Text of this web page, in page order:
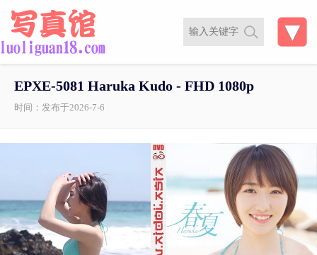
EPXE-5081 Haruka Kudo - FHD 1080p
时间：发布于2026-7-6